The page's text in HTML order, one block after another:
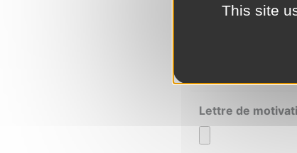
Lettre de
This site